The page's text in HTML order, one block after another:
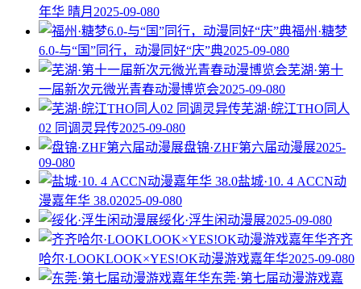
年华 晴月 2025-09-080
福州·糖梦
6.0-与“国”同行，动漫同好“庆”典2025-09-080
芜湖·第十
一届新次元微光青春动漫博览会2025-09-080
芜湖·皖江THO同人
02 同调灵异传2025-09-080
盘锦·ZHF第六届动漫展2025-
09-080
盐城·10. 4 ACCN动
漫嘉年华 38.02025-09-080
绥化·浮生闲动漫展2025-09-080
齐齐
哈尔·LOOKLOOK×YES!OK动漫游戏嘉年华2025-09-080
东莞·第七届动漫游戏嘉